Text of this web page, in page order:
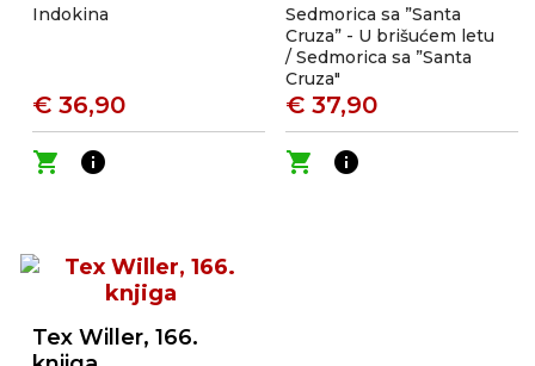
Indokina
€ 36,90
shopping_cart
info
Sedmorica sa ”Santa
Cruza” - U brišućem letu
/ Sedmorica sa ”Santa
Cruza"
€ 37,90
shopping_cart
info
Tex Willer, 166.